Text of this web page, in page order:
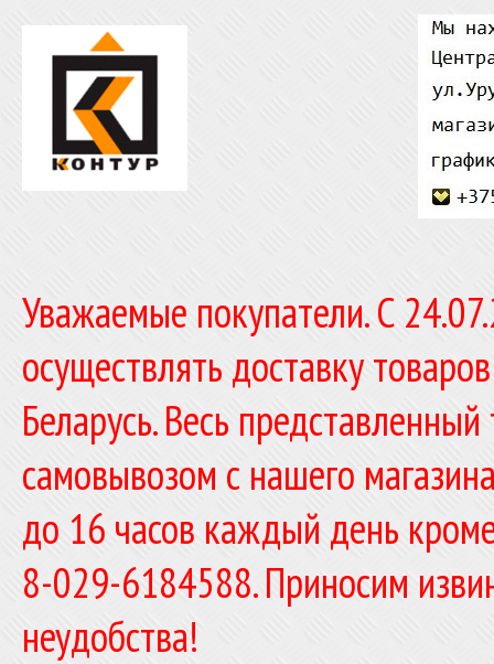
Уважаемые покупатели. C
осуществлять доставку
Беларусь. Весь
самовывозом с нашего
до 16 часов каждый день
8-029-6184588. Приносим
неудобства!